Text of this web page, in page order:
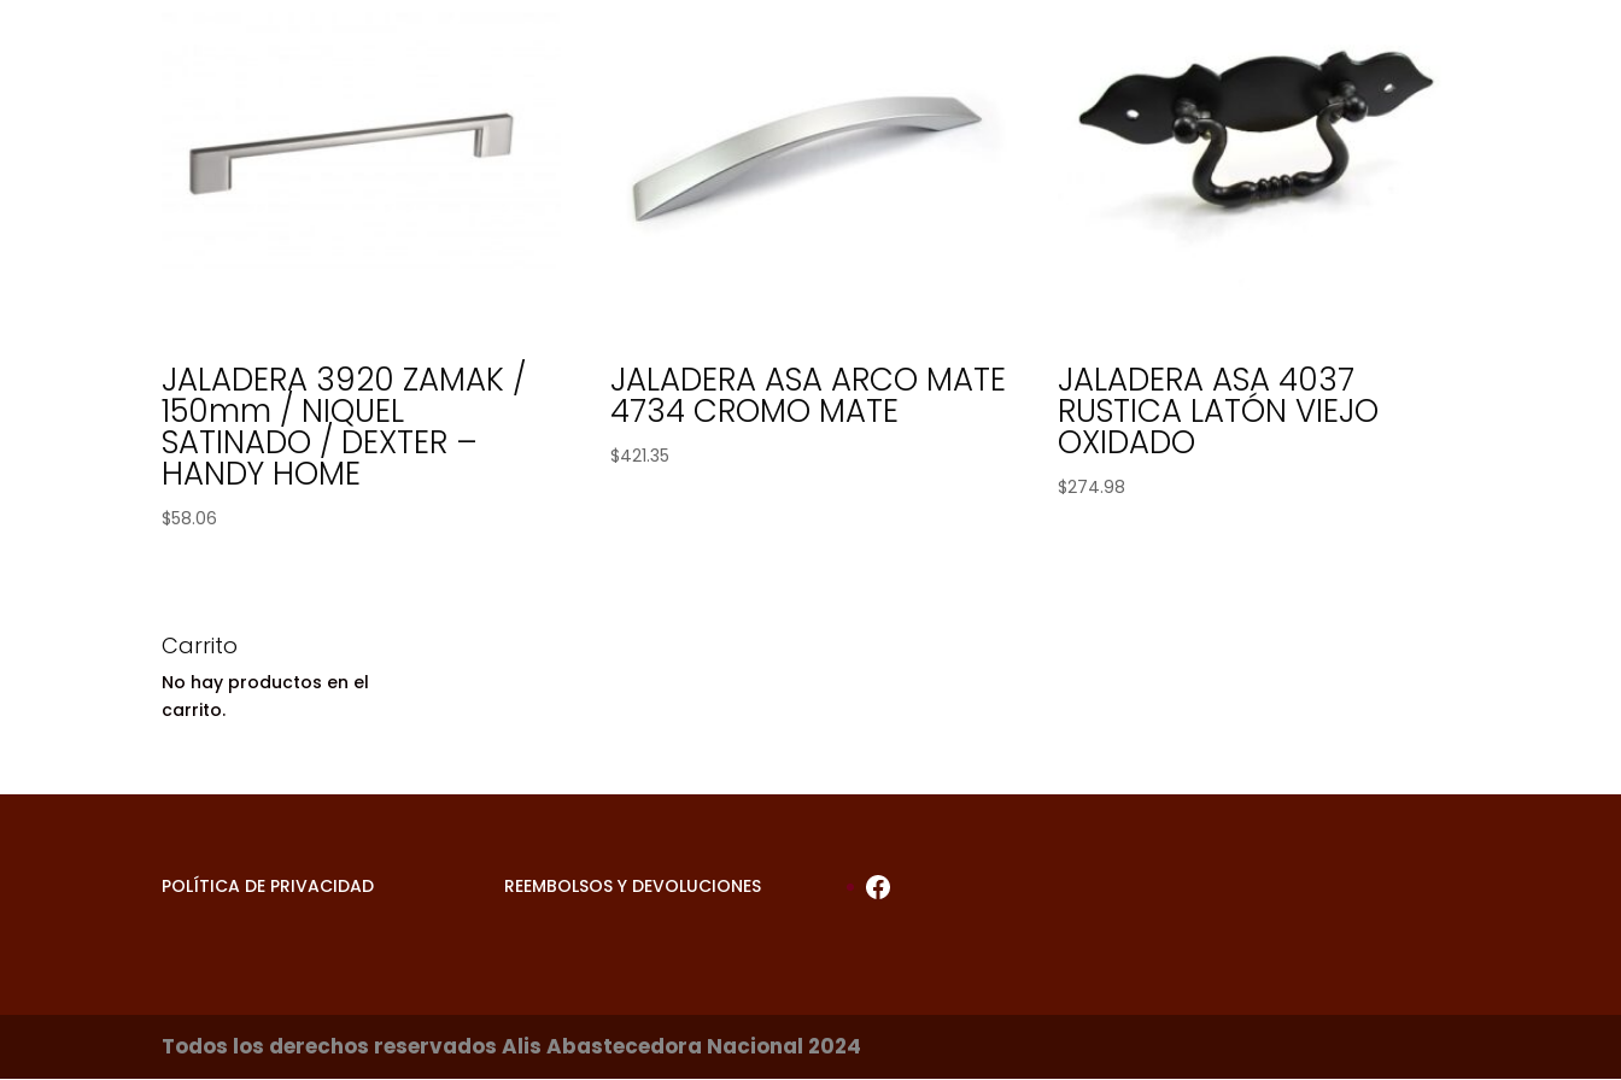
JALADERA 3920 ZAMAK /
150mm / NIQUEL
SATINADO / DEXTER –
HANDY HOME
$58.06
JALADERA ASA ARCO MATE
4734 CROMO MATE
$421.35
JALADERA ASA 4037
RUSTICA LATÓN VIEJO
OXIDADO
$274.98
Carrito
No hay productos en el
carrito.
POLÍTICA DE PRIVACIDAD REEMBOLSOS Y DEVOLUCIONES Facebook
Todos los derechos reservados Alis Abastecedora Nacional 2024